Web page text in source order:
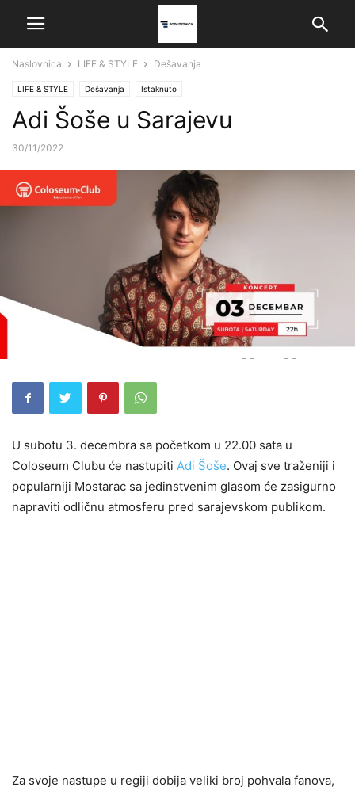
Naslovnica LIFE & STYLE Dešavanja
LIFE & STYLE Dešavanja Istaknuto
Adi Šoše u Sarajevu
30/11/2022
U subotu 3. decembra sa početkom u 22.00 sata u
Coloseum Clubu će nastupiti Adi Šoše. Ovaj sve traženiji i
popularniji Mostarac sa jedinstvenim glasom će zasigurno
napraviti odličnu atmosferu pred sarajevskom publikom.
Za svoje nastupe u regiji dobija veliki broj pohvala fanova,